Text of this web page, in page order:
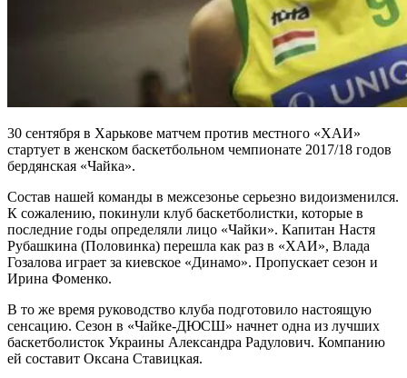
30 сентября в Харькове матчем против местного «ХАИ»
стартует в женском баскетбольном чемпионате 2017/18 годов
бердянская «Чайка».
Состав нашей команды в межсезонье серьезно видоизменился.
К сожалению, покинули клуб баскетболистки, которые в
последние годы определяли лицо «Чайки». Капитан Настя
Рубашкина (Половинка) перешла как раз в «ХАИ», Влада
Гозалова играет за киевское «Динамо». Пропускает сезон и
Ирина Фоменко.
В то же время руководство клуба подготовило настоящую
сенсацию. Сезон в «Чайке-ДЮСШ» начнет одна из лучших
баскетболисток Украины Александра Радулович. Компанию
ей составит Оксана Ставицкая.